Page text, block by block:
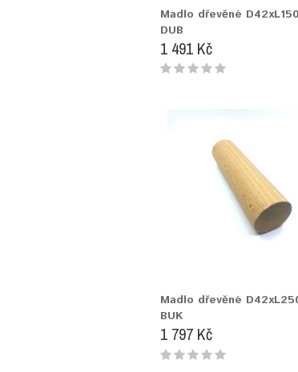
Madlo dřevěné
DUB
1 491 Kč
Madlo dřevěné
BUK
1 797 Kč